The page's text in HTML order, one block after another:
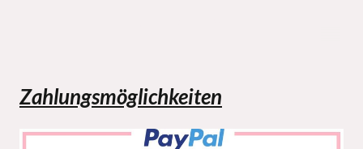
Zahlungsmöglichkeiten